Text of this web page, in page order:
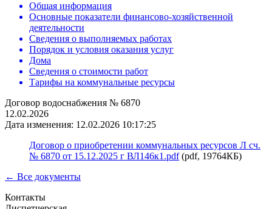
Общая информация
Основные показатели финансово-хозяйственной
деятельности
Сведения о выполняемых работах
Порядок и условия оказания услуг
Дома
Сведения о стоимости работ
Тарифы на коммунальные ресурсы
Договор водоснабжения № 6870
12.02.2026
Дата изменения: 12.02.2026 10:17:25
Договор о приобретении коммунальных ресурсов Л сч.
№ 6870 от 15.12.2025 г ВЛ146к1.pdf(pdf, 19764КБ)
← Все документы
Контакты